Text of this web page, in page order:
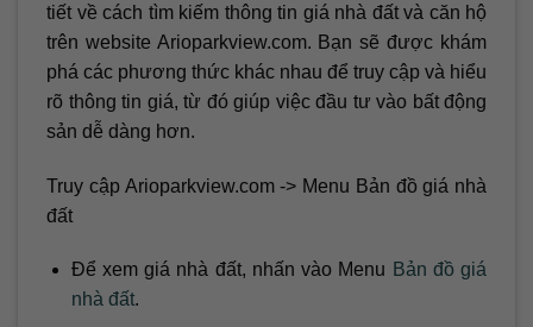
tiết về cách tìm kiếm thông tin giá nhà đất và căn hộ
trên website Arioparkview.com. Bạn sẽ được khám
phá các phương thức khác nhau để truy cập và hiểu
rõ thông tin giá, từ đó giúp việc đầu tư vào bất động
sản dễ dàng hơn.
Truy cập Arioparkview.com -> Menu Bản đồ giá nhà
đất
Để xem giá nhà đất, nhấn vào Menu Bản đồ giá
nhà đất.